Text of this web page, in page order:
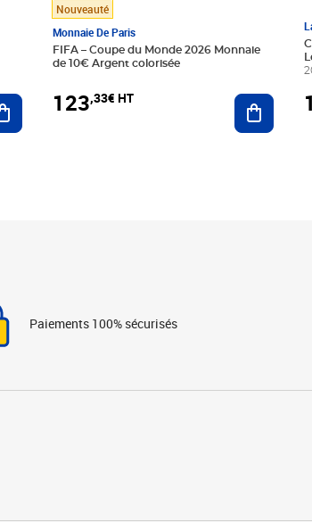
Ajouter au panier
Nouveauté
Monnaie De Paris
FIFA – Coupe du Monde 2026 Monnaie
de 10€ Argent colorisée
123,33€ HT Ajouter
Paiements 100% sécurisés